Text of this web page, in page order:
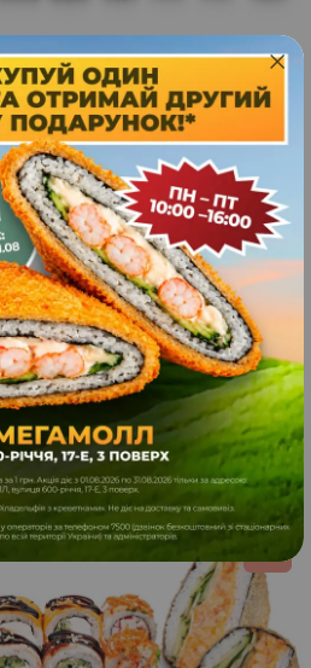
44
1265г
ЗАМОВИТИ
18шт
900г
ЗАМОВИТИ